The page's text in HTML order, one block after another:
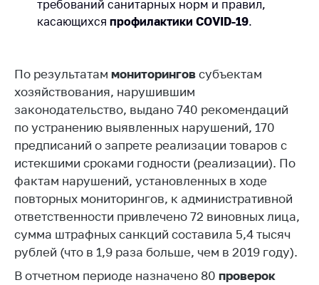
Обратиться в МАРТ
Личный прием
Прямaя телефоннaя
линия
Горячая линия
Электронные
обращения
Сообщить о росте
цен на товары
Сообщить о росте
цен на лекарства и
медицинские
требований санитарных норм и правил,
касающихся профилактики COVID-19.
По результатам мониторинговсубъектам
хозяйствования, нарушившим
законодательство, выдано 740 рекомендаций
по устранению выявленных нарушений, 170
предписаний о запрете реализации товаров с
истекшими сроками годности (реализации). По
фактам нарушений, установленных в ходе
повторных мониторингов, к административной
ответственности привлечено 72 виновных лица,
сумма штрафных санкций составила 5,4 тысяч
рублей (что в 1,9 раза больше, чем в 2019 году).
В отчетном периоде назначено 80 проверок